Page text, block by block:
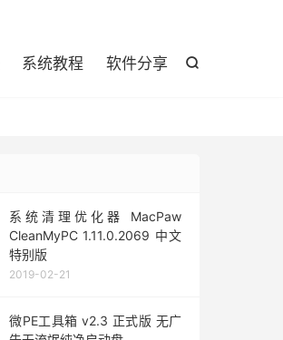

系统教程 软件分享
系统清理优化器 MacPaw
CleanMyPC 1.11.0.2069 中文
特别版
2019-02-21
微PE工具箱 v2.3 正式版 无广